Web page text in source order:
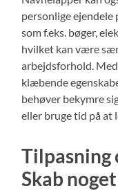
personlige ejendele
som f.eks. bøger,
hvilket kan være
arbejdsforhold.
klæbende
behøver bekymre
eller bruge tid på at
Tilpasning
Skab